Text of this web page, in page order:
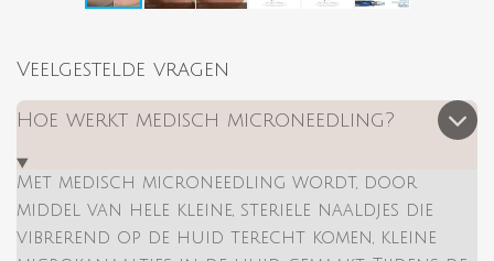
Veelgestelde vragen
Hoe werkt medisch microneedling?
Met medisch microneedling wordt, door
middel van hele kleine, steriele naaldjes die
vibrerend op de huid terecht komen, kleine